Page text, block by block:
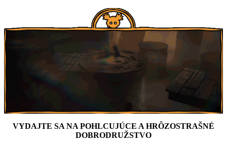
VYDAJTE SA NA POHLCUJÚCE A HRÔZOSTRAŠNÉ
DOBRODRUŽSTVO